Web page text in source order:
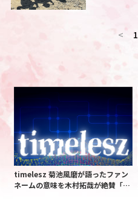
< 1
timelesz 菊池風磨が語ったファン
ネームの意味を木村拓哉が絶賛「考